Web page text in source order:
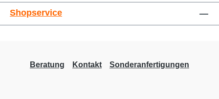
Shopservice
Beratung Kontakt Sonderanfertigungen